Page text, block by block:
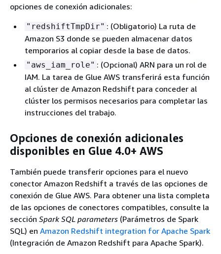
opciones de conexión adicionales:
"redshiftTmpDir" : (Obligatorio) La ruta de
Amazon S3 donde se pueden almacenar datos
temporarios al copiar desde la base de datos.
"aws_iam_role" : (Opcional) ARN para un rol de
IAM. La tarea de Glue AWS transferirá esta función
al clúster de Amazon Redshift para conceder al
clúster los permisos necesarios para completar las
instrucciones del trabajo.
Opciones de conexión adicionales
disponibles en Glue 4.0+ AWS
También puede transferir opciones para el nuevo
conector Amazon Redshift a través de las opciones de
conexión de Glue AWS. Para obtener una lista completa
de las opciones de conectores compatibles, consulte la
sección Spark SQL parameters (Parámetros de Spark
SQL) en Amazon Redshift integration for Apache Spark
(Integración de Amazon Redshift para Apache Spark).